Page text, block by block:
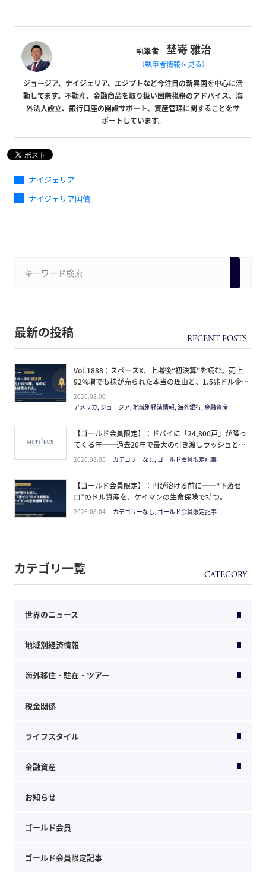
執筆者 埜嵜 雅治
（執筆者情報を見る）
ジョージア、ナイジェリア、エジプトなど今注目の新興国を中心に活
動してます。不動産、金融商品を取り扱い国際税務のアドバイス、海
外法人設立、銀行口座の開設サポート、資産管理に関することをサ
ポートしています。
ナイジェリア
ナイジェリア国債
最新の投稿
Vol.1888：スペースX、上場後“初決算”を読む。売上
92%増でも株が売られた本当の理由と、1.5兆ドル企業
の買い方。
2026.08.06
アメリカ, ジョージア, 地域別経済情報, 海外銀行, 金融資産
【ゴールド会員限定】：ドバイに「24,800戸」が降っ
てくる年──過去20年で最大の引き渡しラッシュと、
ミサイルが崩した“安全神話”。2027年の供給ピーク
2026.08.05 カテゴリーなし, ゴールド会員限定記事
【ゴールド会員限定】：円が溶ける前に──“下落ゼ
ロ”のドル資産を、ケイマンの生命保険で持つ。
2026.08.04 カテゴリーなし, ゴールド会員限定記事
カテゴリ一覧
世界のニュース
地域別経済情報
海外移住・駐在・ツアー
税金関係
ライフスタイル
金融資産
お知らせ
ゴールド会員
ゴールド会員限定記事